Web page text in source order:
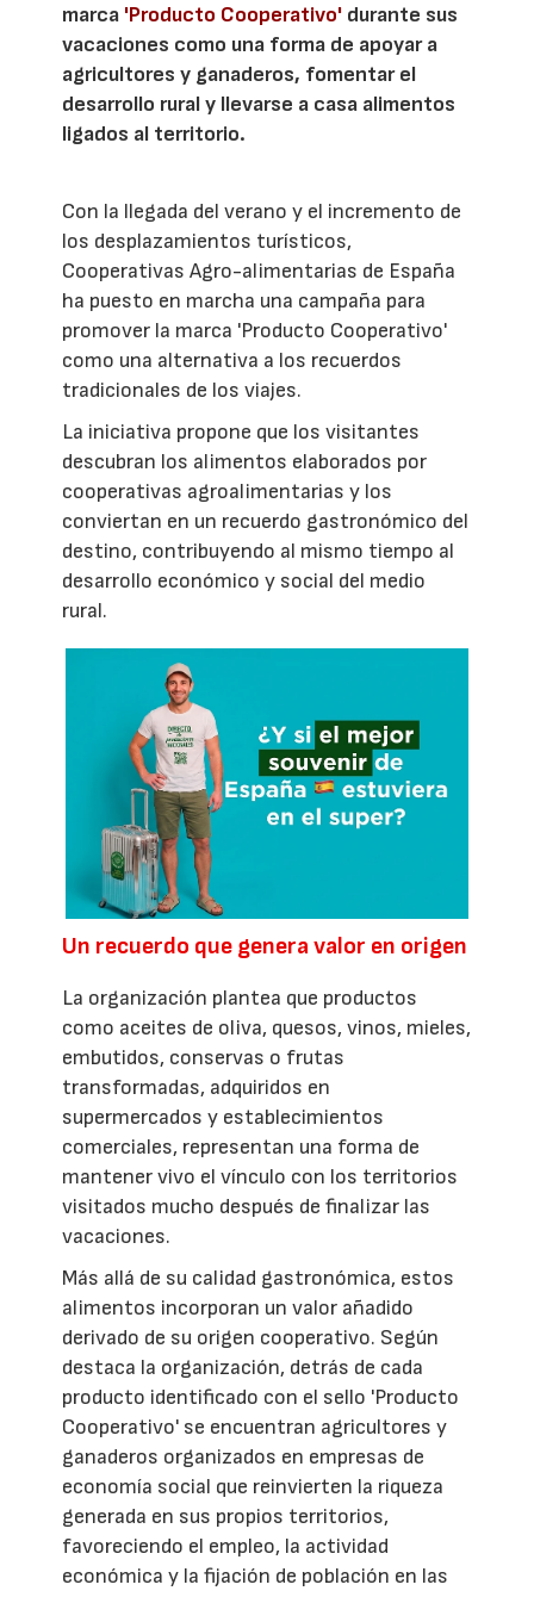
marca 'Producto Cooperativo' durante sus
vacaciones como una forma de apoyar a
agricultores y ganaderos, fomentar el
desarrollo rural y llevarse a casa alimentos
ligados al territorio.
Con la llegada del verano y el incremento de
los desplazamientos turísticos,
Cooperativas Agro-alimentarias de España
ha puesto en marcha una campaña para
promover la marca 'Producto Cooperativo'
como una alternativa a los recuerdos
tradicionales de los viajes.
La iniciativa propone que los visitantes
descubran los alimentos elaborados por
cooperativas agroalimentarias y los
conviertan en un recuerdo gastronómico del
destino, contribuyendo al mismo tiempo al
desarrollo económico y social del medio
rural.
Un recuerdo que genera valor en origen
La organización plantea que productos
como aceites de oliva, quesos, vinos, mieles,
embutidos, conservas o frutas
transformadas, adquiridos en
supermercados y establecimientos
comerciales, representan una forma de
mantener vivo el vínculo con los territorios
visitados mucho después de finalizar las
vacaciones.
Más allá de su calidad gastronómica, estos
alimentos incorporan un valor añadido
derivado de su origen cooperativo. Según
destaca la organización, detrás de cada
producto identificado con el sello 'Producto
Cooperativo' se encuentran agricultores y
ganaderos organizados en empresas de
economía social que reinvierten la riqueza
generada en sus propios territorios,
favoreciendo el empleo, la actividad
económica y la fijación de población en las